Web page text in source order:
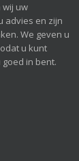
uw
advies en zijn
We geven u
u kunt
in bent.